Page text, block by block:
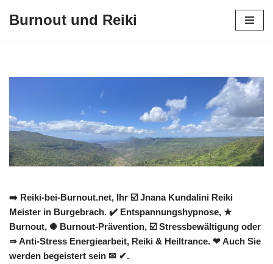
Burnout und Reiki
➡️ Reiki-bei-Burnout.net, Ihr ☑️ Jnana Kundalini Reiki
Meister in Burgebrach. ✔️ Entspannungshypnose, ★
Burnout, ✺ Burnout-Prävention, ☑️ Stressbewältigung oder
⇒ Anti-Stress Energiearbeit, Reiki & Heiltrance. ❤ Auch Sie
werden begeistert sein ✉ ✔.